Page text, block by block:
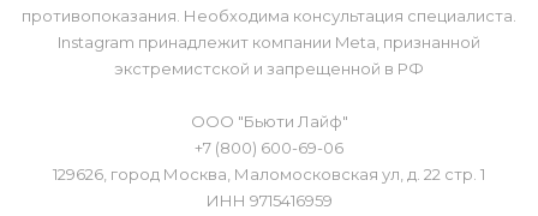
противопоказания. Необходима консультация специалиста.
Instagram принадлежит компании Meta, признанной
экстремистской и запрещенной в РФ
ООО "Бьюти Лайф"
+7 (800) 600-69-06
129626, город Москва, Маломосковская ул, д. 22 стр. 1
ИНН 9715416959